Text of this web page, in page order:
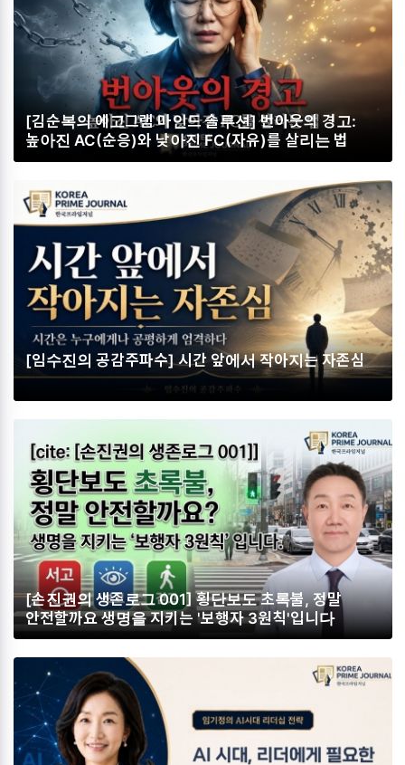
[김순복의 에고그램 마인드 솔루션] 번아웃의 경고:
높아진 AC(순응)와 낮아진 FC(자유)를 살리는 법
[임수진의 공감주파수] 시간 앞에서 작아지는 자존심
[손진권의 생존로그 001] 횡단보도 초록불, 정말
안전할까요 생명을 지키는 '보행자 3원칙'입니다